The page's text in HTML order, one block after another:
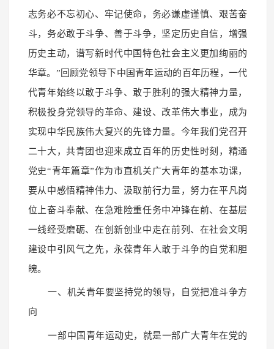
志务必不忘初心、牢记使命，务必谦虚谨慎、艰苦奋
斗，务必敢于斗争、善于斗争，坚定历史自信，增强
历史主动，谱写新时代中国特色社会主义更加绚丽的
华章。”回顾党领导下中国青年运动的百年历程，一代
代青年始终以敢于斗争、敢于胜利的强大精神力量，
积极投身党领导的革命、建设、改革伟大事业，成为
实现中华民族伟大复兴的先锋力量。今年我们党召开
二十大，共青团也迎来成立百年的历史性时刻，精通
党史“青年篇章”作为市直机关广大青年的基本功课，
要从中感悟精神伟力、汲取前行力量，努力在平凡岗
位上奋斗奉献、在急难险重任务中冲锋在前、在基层
一线经受磨砺、在创新创业中走在前列、在社会文明
建设中引风气之先，永葆青年人敢于斗争的自觉和胆
魄。
一、机关青年要坚持党的领导，自觉把准斗争方
向
一部中国青年运动史，就是一部广大青年在党的